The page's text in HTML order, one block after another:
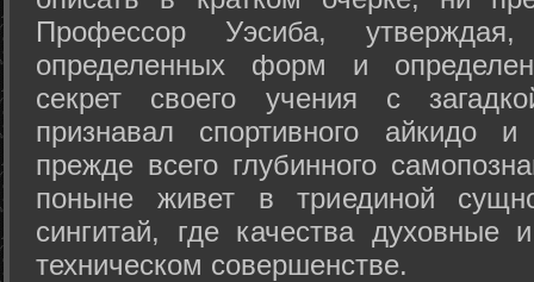
Профессор Уэсиба,
определенных форм и
секрет своего учения с
признавал спортивного айкидо
прежде всего глубинного
поныне живет в триединой
сингитай, где качества духовные
техническом совершенстве.